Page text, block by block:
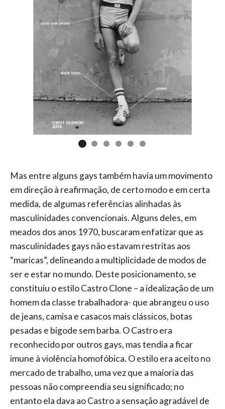
Mas entre alguns gays também havia um movimento
em direção à reafirmação, de certo modo e em certa
medida, de algumas referências alinhadas às
masculinidades convencionais. Alguns deles, em
meados dos anos 1970, buscaram enfatizar que as
masculinidades gays não estavam restritas aos
“maricas”, delineando a multiplicidade de modos de
ser e estar no mundo. Deste posicionamento, se
constituiu o estilo Castro Clone – a idealização de um
homem da classe trabalhadora- que abrangeu o uso
de jeans, camisa e casacos mais clássicos, botas
pesadas e bigode sem barba. O Castro era
reconhecido por outros gays, mas tendia a ficar
imune à violência homofóbica. O estilo era aceito no
mercado de trabalho, uma vez que a maioria das
pessoas não compreendia seu significado; no
entanto ela dava ao Castro a sensação agradável de